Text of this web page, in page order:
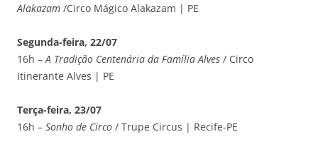
Alakazam /Circo Mágico Alakazam | PE
Segunda-feira, 22/07
16h – A Tradição Centenária da Família Alves / Circo
Itinerante Alves | PE
Terça-feira, 23/07
16h – Sonho de Circo / Trupe Circus | Recife-PE